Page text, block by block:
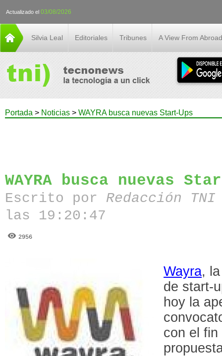
Actualizado el 03/08/2026
Silvia Leal Editoriales Tribunes A View From Abroad
Portada > Noticias > WAYRA busca nuevas Start-Ups
WAYRA busca nuevas
Escrito por Redacción
las 19:20:47
2956
Wayra,
de start-
hoy la
con el